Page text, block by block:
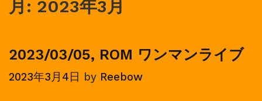
月: 2023年3月
2023/03/05, ROM ワンマンライブ
2023年3月4日 by Reebow